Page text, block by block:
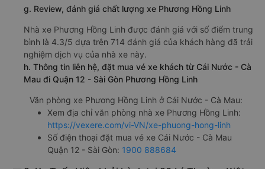
g. Review, đánh giá chất lượng xe Phương Hồng Linh
Nhà xe Phương Hồng Linh được đánh giá với số điểm trung
bình là 4.3/5 dựa trên 714 đánh giá của khách hàng đã trải
nghiệm dịch vụ của nhà xe này.
h. Thông tin liên hệ, đặt mua vé xe khách từ Cái Nước - Cà
Mau đi Quận 12 - Sài Gòn Phương Hồng Linh
Văn phòng xe Phương Hồng Linh ở Cái Nước - Cà Mau:
Xem địa chỉ văn phòng nhà xe Phương Hồng Linh:
https://vexere.com/vi-VN/xe-phuong-hong-linh
Số điện thoại đặt mua vé xe Cái Nước - Cà Mau
Quận 12 - Sài Gòn: 1900 888684